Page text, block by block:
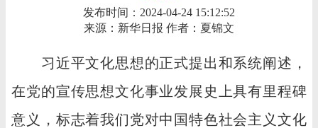
发布时间：2024-04-24 15:12:52
来源：新华日报 作者：夏锦文
习近平文化思想的正式提出和系统阐述，
在党的宣传思想文化事业发展史上具有里程碑
意义，标志着我们党对中国特色社会主义文化